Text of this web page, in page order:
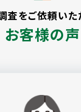
調査をご依頼い
お客様の声